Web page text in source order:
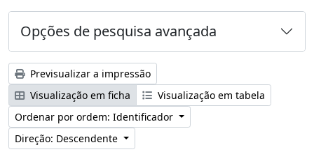
Opções de pesquisa avançada
Previsualizar a impressão
Visualização em ficha
Visualização em tabela
Ordenar por ordem: Identificador
Direção: Descendente